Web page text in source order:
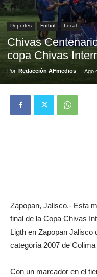
Deportes Futbol Local
Chivas
copa Chivas
Por Redacción AFmedios - Ago
Zapopan, Jalisco.- Esta
final de la Copa Chivas
Ligth en Zapopan Jalisco
categoría 2007 de
Con un marcador en el